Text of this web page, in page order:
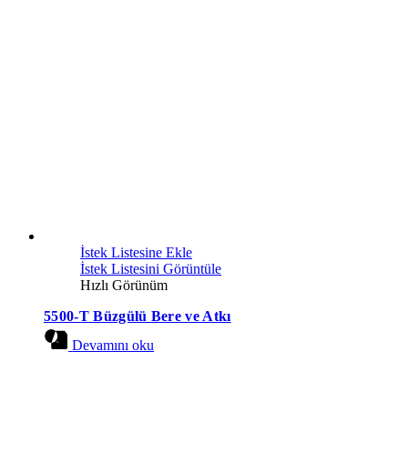
İstek Listesine Ekle
İstek Listesini Görüntüle
Hızlı Görünüm
5500-T Büzgülü Bere ve Atkı
Devamını oku